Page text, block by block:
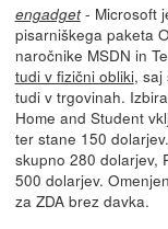
engadget- Microsoft
pisarniškega paketa
naročnike MSDN in
tudi v fizični obliki, saj
tudi v trgovinah.
Home and Student
ter stane 150
skupno 280 dolarjev,
500 dolarjev.
za ZDA brez davka.